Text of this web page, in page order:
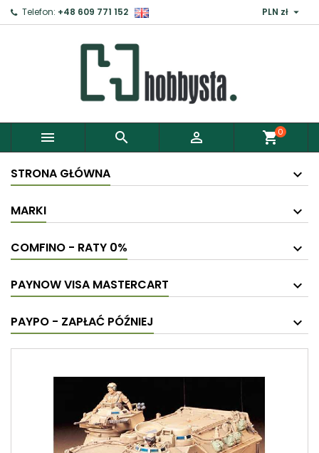
Telefon: +48 609 771 152 PLN zł 
   shopping_cart0
STRONA GŁÓWNA
MARKI
COMFINO - RATY 0%
PAYNOW VISA MASTERCART
PAYPO - ZAPŁAĆ PÓŹNIEJ